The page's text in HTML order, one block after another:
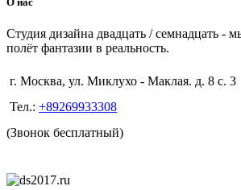
Студия дизайна двадцать / семнадцать -
полёт фантазии в реальность.
г. Москва, ул. Миклухо - Маклая. д. 8 с. 3
Тел.: +89269933308
(Звонок бесплатный)